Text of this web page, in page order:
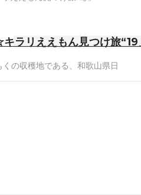
ラリええもん見つけ旅“19
の収穫地である、和歌山県日